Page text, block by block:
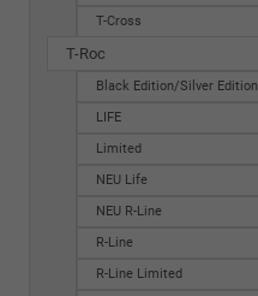
T-Cross
T-Roc
Black Edition/Silver Edition
LIFE
Limited
NEU Life
NEU R-Line
R-Line
R-Line Limited